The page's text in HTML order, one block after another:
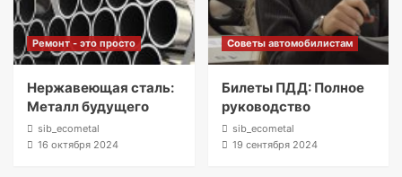
Ремонт - это просто
Нержавеющая сталь:
Металл будущего
sib_ecometal
16 октября 2024
Советы автомобилистам
Билеты ПДД: Полное
руководство
sib_ecometal
19 сентября 2024